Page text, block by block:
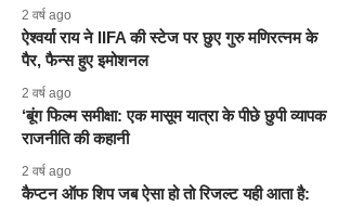
2 वर्ष ago
ऐश्वर्या राय ने IIFA की स्टेज पर छुए गुरु मणिरत्नम के
पैर, फैन्स हुए इमोशनल
2 वर्ष ago
‘बूंग फिल्म समीक्षा: एक मासूम यात्रा के पीछे छुपी व्यापक
राजनीति की कहानी
2 वर्ष ago
कैप्टन ऑफ शिप जब ऐसा हो तो रिजल्ट यही आता है: